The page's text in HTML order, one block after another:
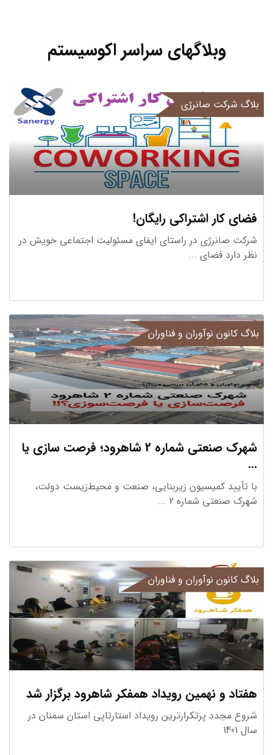
بازی
12 استارتاپ
ساخت و تولید
12 استارتاپ
توسعه پایدار
فناوری اطلاعات
8 استارتاپ
وبلاگهای سراسر اکوسیستم
بلاگ شرکت صانرژی
فضای کار اشتراکی رایگان!
شرکت صانرژی در راستای ایفای مسئولیت اجتماعی خویش در
نظر دارد فضای ...
بلاگ کانون نوآوران و فناوران
شهرک صنعتی شماره 2 شاهرود؛ فرصت سازی یا
...
با تأیید کمیسیون زیربنایی، صنعت و محیط‌زیست دولت،
شهرک صنعتی شماره 2 ...
بلاگ کانون نوآوران و فناوران
هفتاد و نهمین رویداد همفکر شاهرود برگزار شد
شروع مجدد پرتکرارترین رویداد استارتاپی استان سمنان در
سال 1401